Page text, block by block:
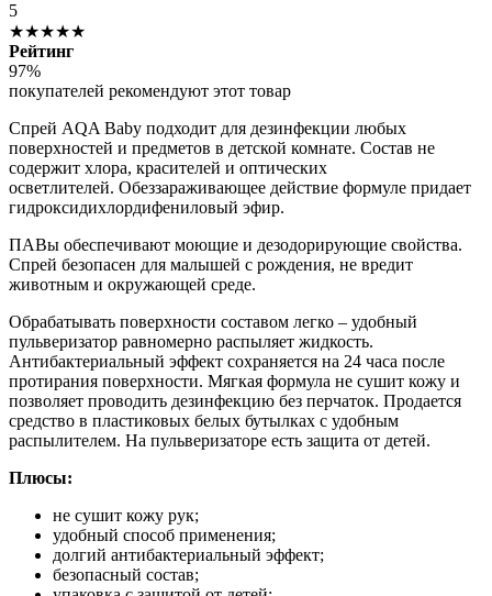
5
★★★★★
Рейтинг
97%
покупателей рекомендуют этот товар
Спрей AQA Baby подходит для дезинфекции любых
поверхностей и предметов в детской комнате. Состав не
содержит хлора, красителей и оптических
осветлителей. Обеззараживающее действие формуле придает
гидроксидихлордифениловый эфир.
ПАВы обеспечивают моющие и дезодорирующие свойства.
Спрей безопасен для малышей с рождения, не вредит
животным и окружающей среде.
Обрабатывать поверхности составом легко – удобный
пульверизатор равномерно распыляет жидкость.
Антибактериальный эффект сохраняется на 24 часа после
протирания поверхности. Мягкая формула не сушит кожу и
позволяет проводить дезинфекцию без перчаток. Продается
средство в пластиковых белых бутылках с удобным
распылителем. На пульверизаторе есть защита от детей.
Плюсы:
не сушит кожу рук;
удобный способ применения;
долгий антибактериальный эффект;
безопасный состав;